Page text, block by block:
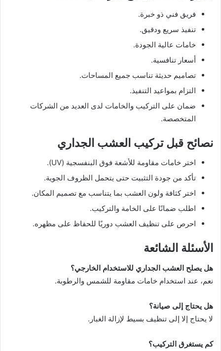
فريق فني ذو خبرة.
تنفيذ سريع ودقيق.
خامات عالية الجودة.
أسعار تنافسية.
تصاميم حديثة تناسب جميع المساحات.
التزام بمواعيد التنفيذ.
ضمان على التركيب والخامات لدى العديد من الشركات
المتخصصة.
نصائح قبل تركيب العشب الجداري
اختر خامات مقاومة للأشعة فوق البنفسجية (UV).
تأكد من جودة التثبيت حتى يتحمل الظروف الجوية.
اختر كثافة ولون العشب بما يتناسب مع تصميم المكان.
اطلب ضمانًا على الخامة والتركيب.
احرص على تنظيف العشب دوريًا للحفاظ على مظهره.
الأسئلة الشائعة
هل يصلح العشب الجداري للاستخدام الخارجي؟
نعم، عند استخدام خامات مقاومة للشمس والرطوبة.
هل يحتاج إلى صيانة؟
لا يحتاج إلا إلى تنظيف بسيط لإزالة الغبار.
كم يستغرق التركيب؟